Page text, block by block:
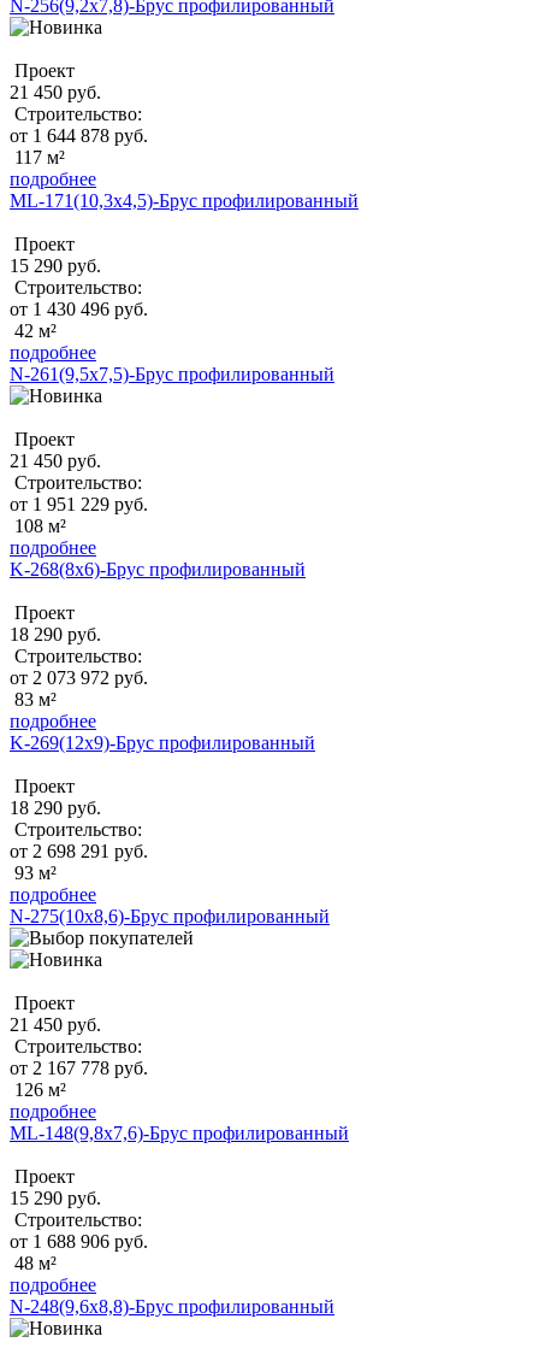
N-256(9,2x7,8)-Брус профилированный
Проект
21 450 руб.
Строительство:
от 1 644 878 руб.
117 м²
подробнее
ML-171(10,3x4,5)-Брус профилированный
Проект
15 290 руб.
Строительство:
от 1 430 496 руб.
42 м²
подробнее
N-261(9,5x7,5)-Брус профилированный
Проект
21 450 руб.
Строительство:
от 1 951 229 руб.
108 м²
подробнее
K-268(8x6)-Брус профилированный
Проект
18 290 руб.
Строительство:
от 2 073 972 руб.
83 м²
подробнее
K-269(12x9)-Брус профилированный
Проект
18 290 руб.
Строительство:
от 2 698 291 руб.
93 м²
подробнее
N-275(10x8,6)-Брус профилированный
Проект
21 450 руб.
Строительство:
от 2 167 778 руб.
126 м²
подробнее
ML-148(9,8х7,6)-Брус профилированный
Проект
15 290 руб.
Строительство:
от 1 688 906 руб.
48 м²
подробнее
N-248(9,6x8,8)-Брус профилированный